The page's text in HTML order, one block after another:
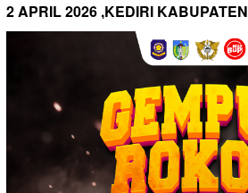
2 APRIL 2026 ,KEDIRI KABUPATEN